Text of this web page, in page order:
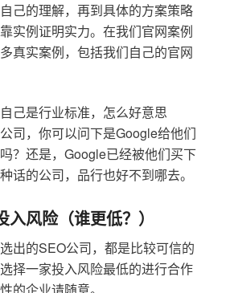
己的理解，再到具体的方案策略
实例证明实力。在我们官网案例
真实案例，包括我们自己的官网
己是行业标准，怎么好意思
司，你可以问下是Google给他们
？还是，Google已经被他们买下
话的公司，品行也好不到哪去。
风险（谁更低？）
出的SEO公司，都是比较可信的
择一家投入风险最低的进行合作